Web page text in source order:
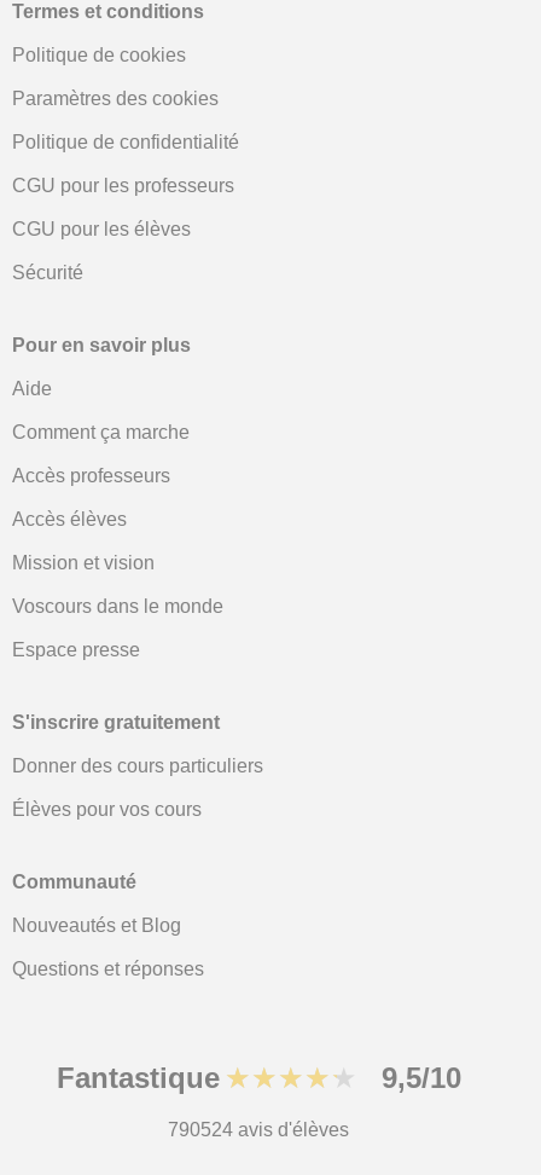
Termes et conditions
Politique de cookies
Paramètres des cookies
Politique de confidentialité
CGU pour les professeurs
CGU pour les élèves
Sécurité
Pour en savoir plus
Aide
Comment ça marche
Accès professeurs
Accès élèves
Mission et vision
Voscours dans le monde
Espace presse
S'inscrire gratuitement
Donner des cours particuliers
Élèves pour vos cours
Communauté
Nouveautés et Blog
Questions et réponses
Fantastique ★★★★★ 9,5/10
790524 avis d'élèves